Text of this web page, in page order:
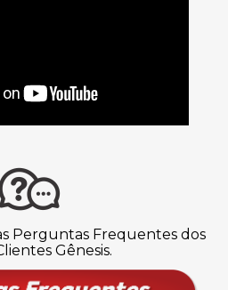
Perguntas Frequentes dos
Gênesis.